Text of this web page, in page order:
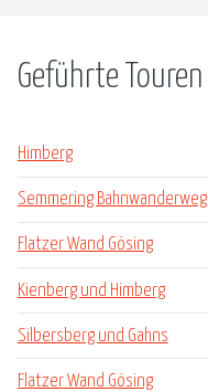
Geführte Touren
Himberg
Semmering Bahnwanderweg
Flatzer Wand Gösing
Kienberg und Himberg
Silbersberg und Gahns
Flatzer Wand Gösing